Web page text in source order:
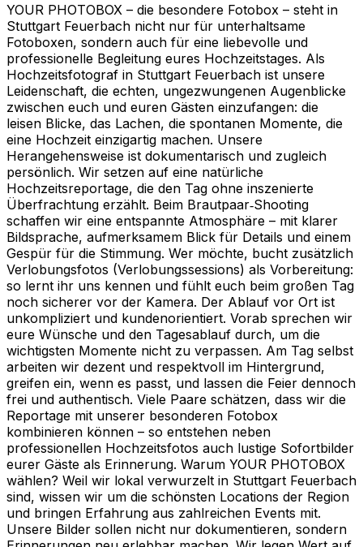
YOUR PHOTOBOX – die besondere Fotobox – steht in
Stuttgart Feuerbach nicht nur für unterhaltsame
Fotoboxen, sondern auch für eine liebevolle und
professionelle Begleitung eures Hochzeitstages. Als
Hochzeitsfotograf in Stuttgart Feuerbach ist unsere
Leidenschaft, die echten, ungezwungenen Augenblicke
zwischen euch und euren Gästen einzufangen: die
leisen Blicke, das Lachen, die spontanen Momente, die
eine Hochzeit einzigartig machen. Unsere
Herangehensweise ist dokumentarisch und zugleich
persönlich. Wir setzen auf eine natürliche
Hochzeitsreportage, die den Tag ohne inszenierte
Überfrachtung erzählt. Beim Brautpaar‑Shooting
schaffen wir eine entspannte Atmosphäre – mit klarer
Bildsprache, aufmerksamem Blick für Details und einem
Gespür für die Stimmung. Wer möchte, bucht zusätzlich
Verlobungsfotos (Verlobungs­sessions) als Vorbereitung:
so lernt ihr uns kennen und fühlt euch beim großen Tag
noch sicherer vor der Kamera. Der Ablauf vor Ort ist
unkompliziert und kundenorientiert. Vorab sprechen wir
eure Wünsche und den Tagesablauf durch, um die
wichtigsten Momente nicht zu verpassen. Am Tag selbst
arbeiten wir dezent und respektvoll im Hintergrund,
greifen ein, wenn es passt, und lassen die Feier dennoch
frei und authentisch. Viele Paare schätzen, dass wir die
Reportage mit unserer besonderen Fotobox
kombinieren können – so entstehen neben
professionellen Hochzeitsfotos auch lustige Sofortbilder
eurer Gäste als Erinnerung. Warum YOUR PHOTOBOX
wählen? Weil wir lokal verwurzelt in Stuttgart Feuerbach
sind, wissen wir um die schönsten Locations der Region
und bringen Erfahrung aus zahlreichen Events mit.
Unsere Bilder sollen nicht nur dokumentieren, sondern